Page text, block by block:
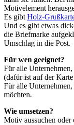
Motivelement
Es gibtHolz-
Und es gibt etwas
die Briefmarke
Umschlag in die Post.
Für wen geeignet?
Für alle
(dafür ist auf der
Für alle
möchten.
Wie umsetzen?
Motiv aussuchen oder